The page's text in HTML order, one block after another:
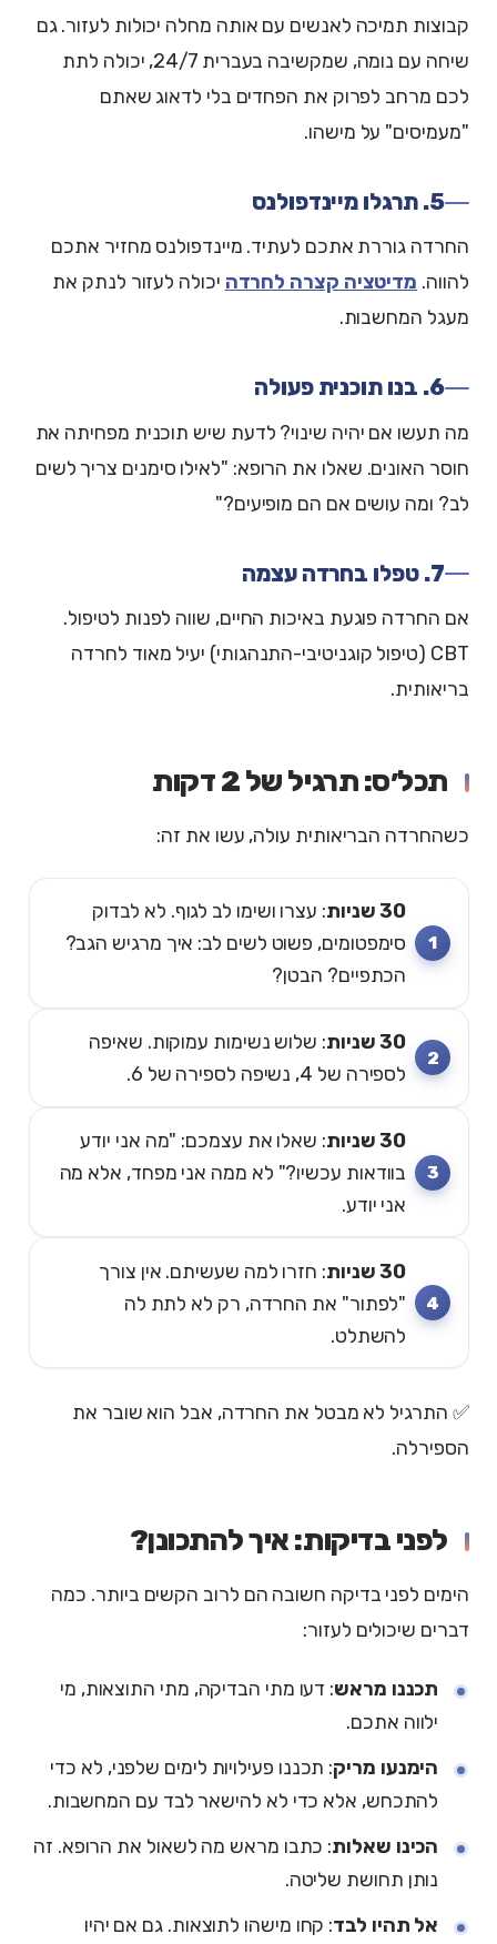
קבוצות תמיכה לאנשים עם אותה מחלה יכולות לעזור. גם
שיחה עם נומה, שמקשיבה בעברית 24/7, יכולה לתת
לכם מרחב לפרוק את הפחדים בלי לדאוג שאתם
"מעמיסים" על מישהו.
5. תרגלו מיינדפולנס
החרדה גוררת אתכם לעתיד. מיינדפולנס מחזיר אתכם
להווה. מדיטציה קצרה לחרדה יכולה לעזור לנתק את
מעגל המחשבות.
6. בנו תוכנית פעולה
מה תעשו אם יהיה שינוי? לדעת שיש תוכנית מפחיתה את
חוסר האונים. שאלו את הרופא: "לאילו סימנים צריך לשים
לב? ומה עושים אם הם מופיעים?"
7. טפלו בחרדה עצמה
אם החרדה פוגעת באיכות החיים, שווה לפנות לטיפול.
CBT (טיפול קוגניטיבי-התנהגותי) יעיל מאוד לחרדה
בריאותית.
תכל׳ס: תרגיל של 2 דקות
כשהחרדה הבריאותית עולה, עשו את זה:
30 שניות
: עצרו ושימו לב לגוף. לא לבדוק
סימפטומים, פשוט לשים לב: איך מרגיש הגב?
הכתפיים? הבטן?
30 שניות
: שלוש נשימות עמוקות. שאיפה
לספירה של 4, נשיפה לספירה של 6.
30 שניות
: שאלו את עצמכם: "מה אני יודע
בוודאות עכשיו?" לא ממה אני מפחד, אלא מה
אני יודע.
30 שניות
: חזרו למה שעשיתם. אין צורך
"לפתור" את החרדה, רק לא לתת לה
להשתלט.
✅ התרגיל לא מבטל את החרדה, אבל הוא שובר את
הספירלה.
לפני בדיקות: איך להתכונן?
הימים לפני בדיקה חשובה הם לרוב הקשים ביותר. כמה
דברים שיכולים לעזור:
תכננו מראש: דעו מתי הבדיקה, מתי התוצאות, מי
ילווה אתכם.
הימנעו מריק: תכננו פעילויות לימים שלפני, לא כדי
להתכחש, אלא כדי לא להישאר לבד עם המחשבות.
הכינו שאלות: כתבו מראש מה לשאול את הרופא. זה
נותן תחושת שליטה.
אל תהיו לבד: קחו מישהו לתוצאות. גם אם יהיו